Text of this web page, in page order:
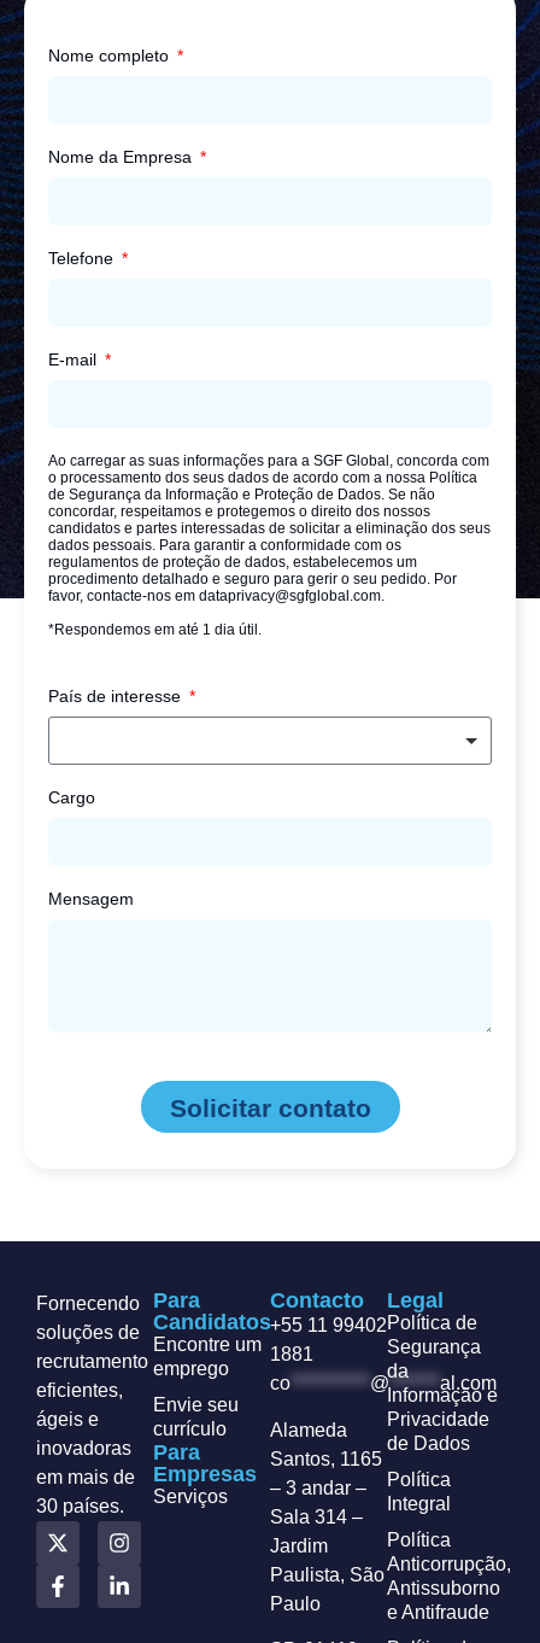
Nome completo
Nome da Empresa
Telefone
E-mail
Ao carregar as suas informações para a SGF Global, concorda com
o processamento dos seus dados de acordo com a nossa Política
de Segurança da Informação e Proteção de Dados. Se não
concordar, respeitamos e protegemos o direito dos nossos
candidatos e partes interessadas de solicitar a eliminação dos seus
dados pessoais. Para garantir a conformidade com os
regulamentos de proteção de dados, estabelecemos um
procedimento detalhado e seguro para gerir o seu pedido. Por
favor, contacte-nos em dataprivacy@sgfglobal.com.
*Respondemos em até 1 dia útil.
País de interesse
Cargo
Mensagem
Solicitar contato
Fornecendo
soluções de
recrutamento
eficientes,
ágeis e
inovadoras
em mais de
30 países.
Para
Candidatos
Encontre um
emprego
Envie seu
currículo
Para
Empresas
Serviços
Contacto
+55 11 99402
1881
co *********** @******* al.com
Alameda
Santos, 1165
– 3 andar –
Sala 314 –
Jardim
Paulista, São
Paulo
Legal
Política de
Segurança
da
Informação e
Privacidade
de Dados
Política
Integral
Política
Anticorrupção,
Antissuborno
e Antifraude